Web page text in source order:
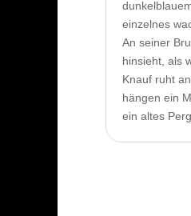
einzelnes
An seiner
hinsieht, als
Knauf ruht
hängen ein
ein altes